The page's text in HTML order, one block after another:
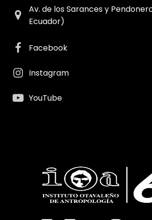
Av. de los Sarances y
Ecuador)
Facebook
Instagram
YouTube